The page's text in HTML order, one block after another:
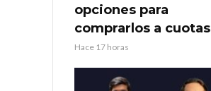
opciones para
comprarlos a cuotas
Hace 17 horas